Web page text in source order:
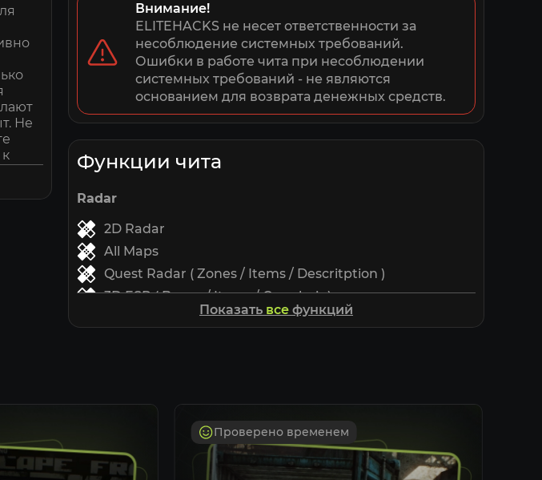
Не
Внимание!
ELITEHACKS не несет ответственности за
несоблюдение системных требований.
Ошибки в работе чита при несоблюдении
системных требований - не являются
основанием для возврата денежных средств.
Функции чита
Radar
2D Radar
All Maps
Quest Radar ( Zones / Items / Descritption )
3D ESP ( Bones / Items / Crosshair )
Open Extracts ( Car / PMC / Scav )
Aimlines
Warning System ( Show Aimline when targeted )
Hitmarker ( Damage Numbers / Damage Region / Sound
Indicator )
Показать все функций
Проверено временем